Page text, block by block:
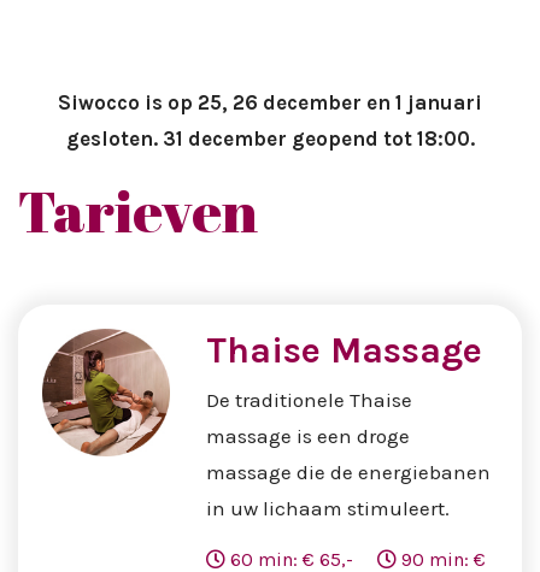
Siwocco is op 25, 26 december en 1 januari
gesloten. 31 december geopend tot 18:00.
Tarieven
Thaise Massage
De traditionele Thaise
massage is een droge
massage die de energiebanen
in uw lichaam stimuleert.
60 min: € 65,-
90 min: €